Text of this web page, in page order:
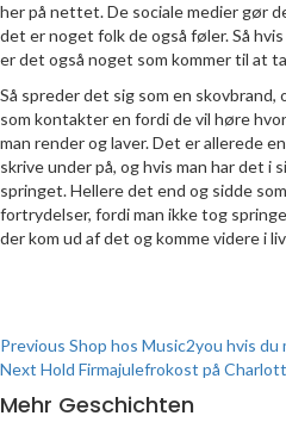
her på nettet. De sociale medier gør
det er noget folk de også føler. Så
er det også noget som kommer til at
Så spreder det sig som en skovbrand,
som kontakter en fordi de vil høre
man render og laver. Det er allerede
skrive under på, og hvis man har det i
springet. Hellere det end og sidde
fortrydelser, fordi man ikke tog
der kom ud af det og komme videre i
Continue
Reading
Previous Shop hos Music2you hvis
Next Hold Firmajulefrokost på
Mehr Geschichten